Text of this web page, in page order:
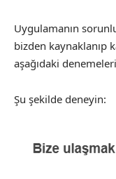
Uygulamanın
bizden kaynaklanıp
aşağıdaki
Şu şekilde deneyin: